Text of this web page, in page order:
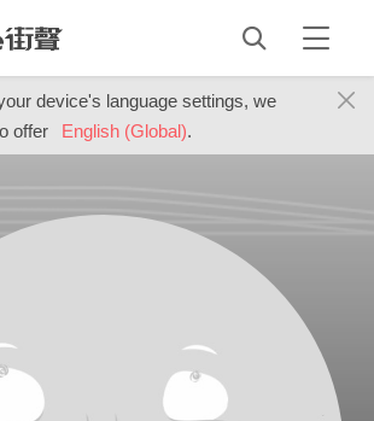
device's language settings, we
offer
English (Global).